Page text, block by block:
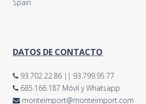
Spain
DATOS DE CONTACTO
93.702.22.86 || 93.799.95.77
685.166.187 Móvil y Whatsapp
monteimport@monteimport.com